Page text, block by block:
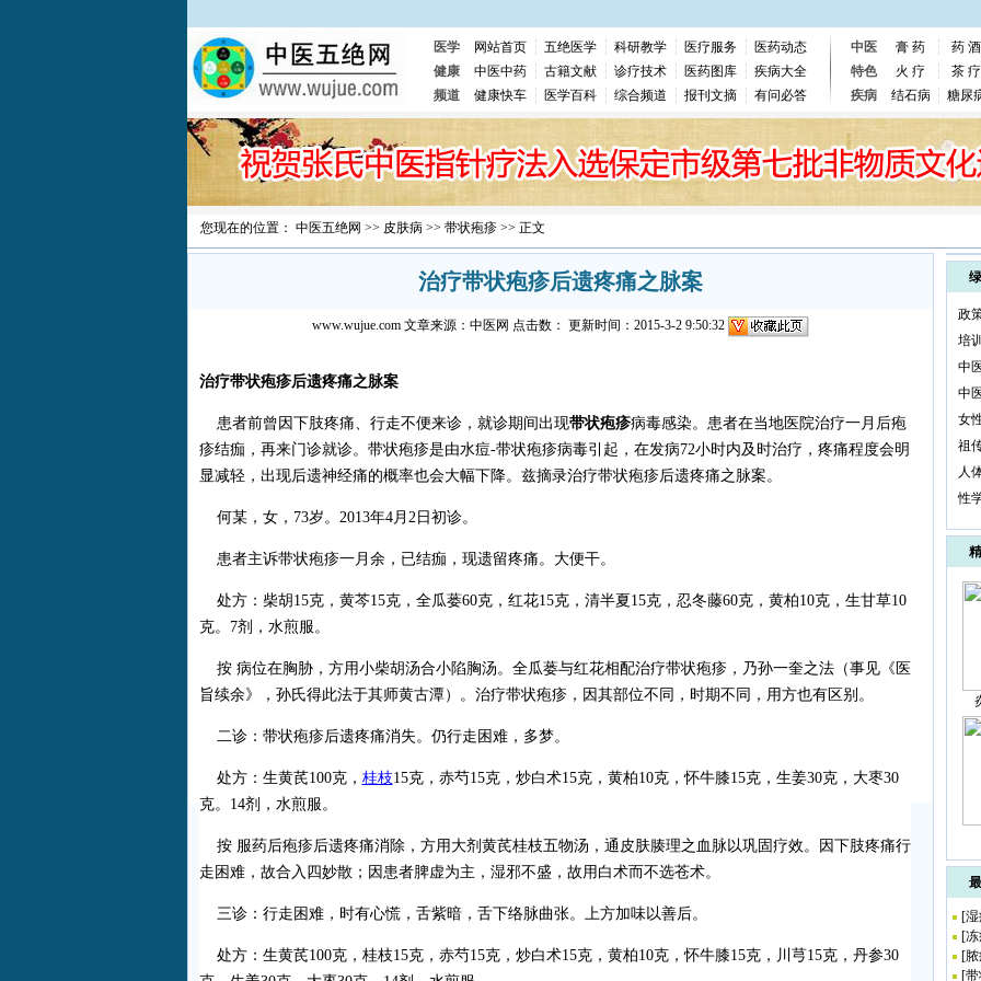
医学 网站首页 五绝医学 科研教学 医疗服务
医药动态
健康
中医中药 古籍文献 诊疗技术 医药图库
疾病大全
频道
健康快车 医学百科 综合频道 报刊文摘 有问必答
中医 膏 药
药 酒
特色
火 疗
茶 疗
疾病
结石病 糖尿
您现在的位置： 中医五绝网 >> 皮肤病>> 带状疱疹>> 正文
治疗带状疱疹后遗疼痛之脉案
www.wujue.com文章来源： 中医网 点击数： 更新时间：2015-3-2 9:50:32
治疗带状疱疹后遗疼痛之脉案
患者前曾因下肢疼痛、行走不便来诊，就诊期间出现带状疱疹病毒感染。患者在当地医院治疗一月后疱
疹结痂，再来门诊就诊。带状疱疹是由水痘-带状疱疹病毒引起，在发病72小时内及时治疗，疼痛程度会明
显减轻，出现后遗神经痛的概率也会大幅下降。兹摘录治疗带状疱疹后遗疼痛之脉案。
何某，女，73岁。2013年4月2日初诊。
患者主诉带状疱疹一月余，已结痂，现遗留疼痛。大便干。
处方：柴胡15克，黄芩15克，全瓜蒌60克，红花15克，清半夏15克，忍冬藤60克，黄柏10克，生甘草10
克。7剂，水煎服。
按 病位在胸胁，方用小柴胡汤合小陷胸汤。全瓜蒌与红花相配治疗带状疱疹，乃孙一奎之法（事见《医
旨续余》，孙氏得此法于其师黄古潭）。治疗带状疱疹，因其部位不同，时期不同，用方也有区别。
二诊：带状疱疹后遗疼痛消失。仍行走困难，多梦。
处方：生黄芪100克， 桂枝15克，赤芍15克，炒白术15克，黄柏10克，怀牛膝15克，生姜30克，大枣30
克。14剂，水煎服。
按 服药后疱疹后遗疼痛消除，方用大剂黄芪桂枝五物汤，通皮肤腠理之血脉以巩固疗效。因下肢疼痛行
走困难，故合入四妙散；因患者脾虚为主，湿邪不盛，故用白术而不选苍术。
三诊：行走困难，时有心慌，舌紫暗，舌下络脉曲张。上方加味以善后。
处方：生黄芪100克，桂枝15克，赤芍15克，炒白术15克，黄柏10克，怀牛膝15克，川芎15克，丹参30
政
培
中
中
女
祖
人
性
[湿
[冻
[脓
[带